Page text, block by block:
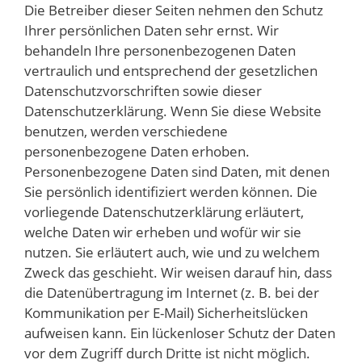
Die Betreiber dieser Seiten nehmen den Schutz
Ihrer persönlichen Daten sehr ernst. Wir
behandeln Ihre personenbezogenen Daten
vertraulich und entsprechend der gesetzlichen
Datenschutzvorschriften sowie dieser
Datenschutzerklärung. Wenn Sie diese Website
benutzen, werden verschiedene
personenbezogene Daten erhoben.
Personenbezogene Daten sind Daten, mit denen
Sie persönlich identifiziert werden können. Die
vorliegende Datenschutzerklärung erläutert,
welche Daten wir erheben und wofür wir sie
nutzen. Sie erläutert auch, wie und zu welchem
Zweck das geschieht. Wir weisen darauf hin, dass
die Datenübertragung im Internet (z. B. bei der
Kommunikation per E-Mail) Sicherheitslücken
aufweisen kann. Ein lückenloser Schutz der Daten
vor dem Zugriff durch Dritte ist nicht möglich.